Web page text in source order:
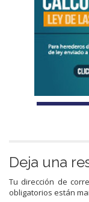
Deja una
Tu dirección de
obligatorios están